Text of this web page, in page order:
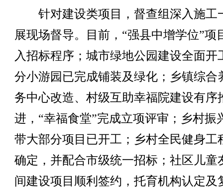
针对建设类项目，督查组深入施工
展现场督导。目前，“强县中增学位”项
入招标程序；城市绿地公园建设全面开
分小游园已完成铺装及绿化；乡镇综合
务中心改造、村级互助幸福院建设有序
进，“幸福食堂”完成立项评审；乡村振
带大部分项目已开工；乡村全民健身工
确定，并配合市级统一招标；社区儿童
间建设项目顺利签约，托育机构认定及